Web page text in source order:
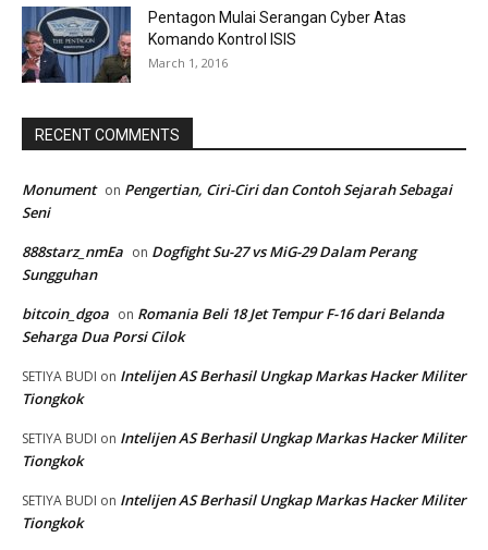
Pentagon Mulai Serangan Cyber Atas
Komando Kontrol ISIS
March 1, 2016
RECENT COMMENTS
Monument on Pengertian, Ciri-Ciri dan Contoh Sejarah Sebagai
Seni
888starz_nmEa on Dogfight Su-27 vs MiG-29 Dalam Perang
Sungguhan
bitcoin_dgoa on Romania Beli 18 Jet Tempur F-16 dari Belanda
Seharga Dua Porsi Cilok
SETIYA BUDI on Intelijen AS Berhasil Ungkap Markas Hacker Militer
Tiongkok
SETIYA BUDI on Intelijen AS Berhasil Ungkap Markas Hacker Militer
Tiongkok
SETIYA BUDI on Intelijen AS Berhasil Ungkap Markas Hacker Militer
Tiongkok